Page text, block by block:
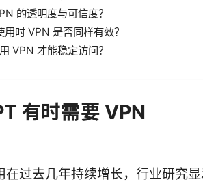
的透明度与可信度？
时 VPN 是否同样有效？
VPN 才能稳定访问？
有时需要 VPN
在过去几年持续增长，行业研究